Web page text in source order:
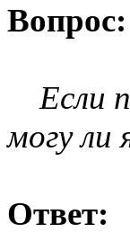
Вопрос:
Если
могу ли
Ответ: